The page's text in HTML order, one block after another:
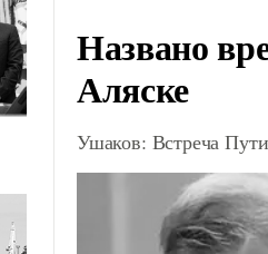
Названо
Аляске
Ушаков: Встреча